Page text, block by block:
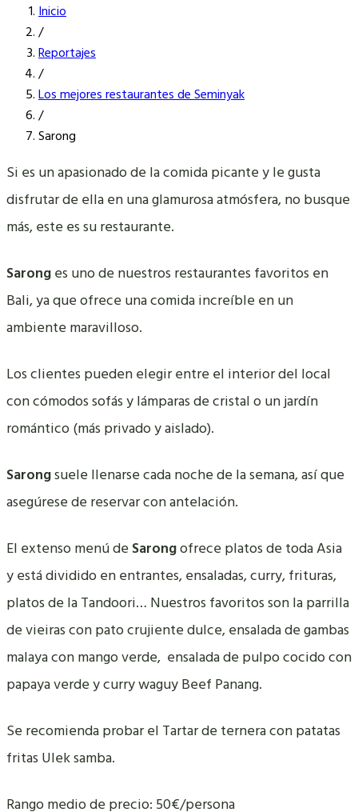
Inicio
/
Reportajes
/
Los mejores restaurantes de Seminyak
/
Sarong
Si es un apasionado de la comida picante y le gusta
disfrutar de ella en una glamurosa atmósfera, no busque
más, este es su restaurante.
Saronges uno de nuestros restaurantes favoritos en
Bali, ya que ofrece una comida increíble en un
ambiente maravilloso.
Los clientes pueden elegir entre el interior del local
con cómodos sofás y lámparas de cristal o un jardín
romántico (más privado y aislado).
Sarongsuele llenarse cada noche de la semana, así que
asegúrese de reservar con antelación.
El extenso menú de Sarongofrece platos de toda Asia
y está dividido en entrantes, ensaladas, curry, frituras,
platos de la Tandoori… Nuestros favoritos son la parrilla
de vieiras con pato crujiente dulce, ensalada de gambas
malaya con mango verde, ensalada de pulpo cocido con
papaya verde y curry waguy Beef Panang.
Se recomienda probar el Tartar de ternera con patatas
fritas Ulek samba.
Rango medio de precio: 50€/persona